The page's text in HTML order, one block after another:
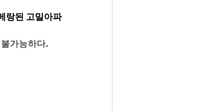
랑된 고밀아파
가능하다.